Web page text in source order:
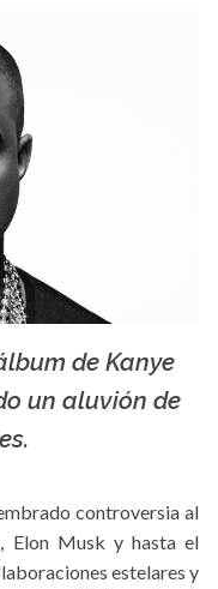
La X mas música
de Kanye
un aluvión de
controversia al
Elon Musk y hasta el
estelares y